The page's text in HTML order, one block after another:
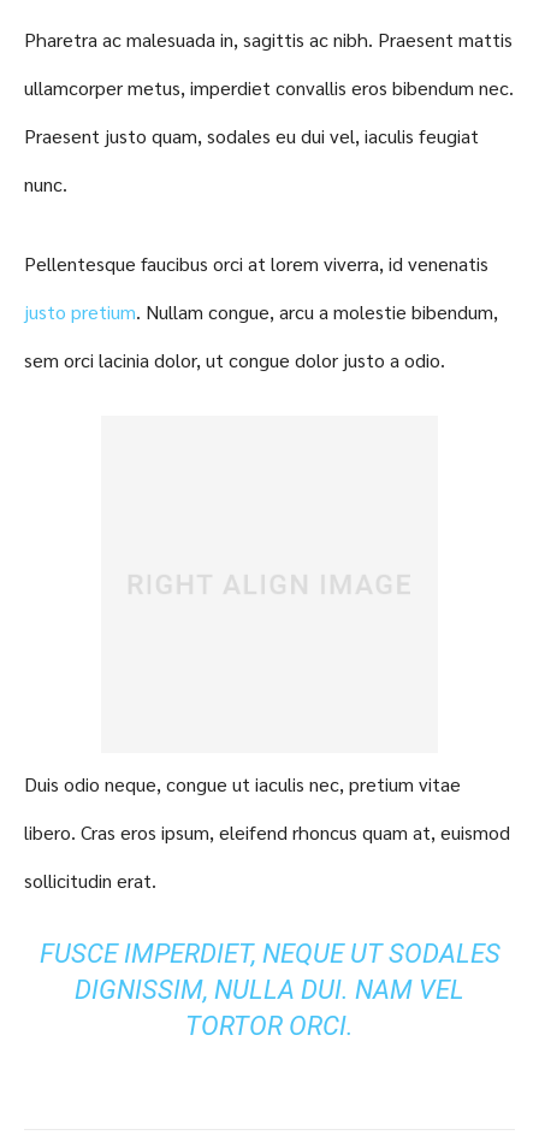
Pharetra ac malesuada in, sagittis ac nibh. Praesent mattis
ullamcorper metus, imperdiet convallis eros bibendum nec.
Praesent justo quam, sodales eu dui vel, iaculis feugiat
nunc.
Pellentesque faucibus orci at lorem viverra, id venenatis
justo pretium. Nullam congue, arcu a molestie bibendum,
sem orci lacinia dolor, ut congue dolor justo a odio.
Duis odio neque, congue ut iaculis nec, pretium vitae
libero. Cras eros ipsum, eleifend rhoncus quam at, euismod
sollicitudin erat.
FUSCE IMPERDIET, NEQUE UT SODALES
DIGNISSIM, NULLA DUI. NAM VEL
TORTOR ORCI.